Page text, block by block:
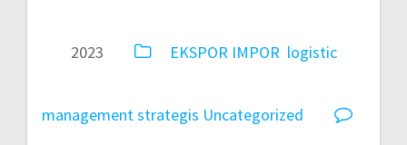
2023 EKSPOR IMPOR logistic
managementstrategis Uncategorized